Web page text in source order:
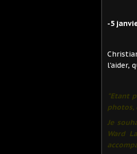
-5
l'aider,
"Etant
photos,
Je
Ward